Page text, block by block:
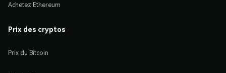
Achetez Ethereum
Prix des cryptos
Prix du Bitcoin